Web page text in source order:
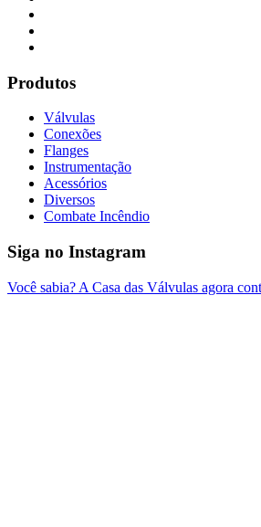
Produtos
Válvulas
Conexões
Flanges
Instrumentação
Acessórios
Diversos
Combate Incêndio
Siga no Instagram
Você sabia? A Casa das Válvulas agora